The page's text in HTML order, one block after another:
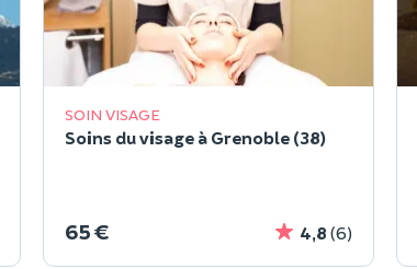
SOIN VISAGE
Soins du visage à Grenoble (38)
65 € 4,8 (6)